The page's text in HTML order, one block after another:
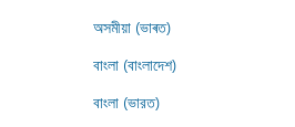
অসমীয়া (ভাৰত)
বাংলা (বাংলাদেশ)
বাংলা (ভারত)